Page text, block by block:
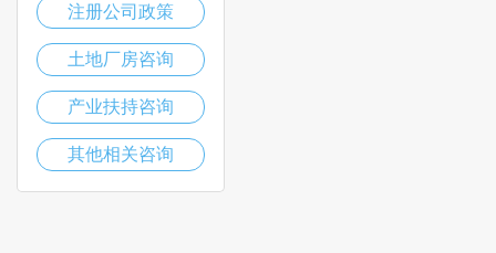
注册公司政策
土地厂房咨询
产业扶持咨询
其他相关咨询